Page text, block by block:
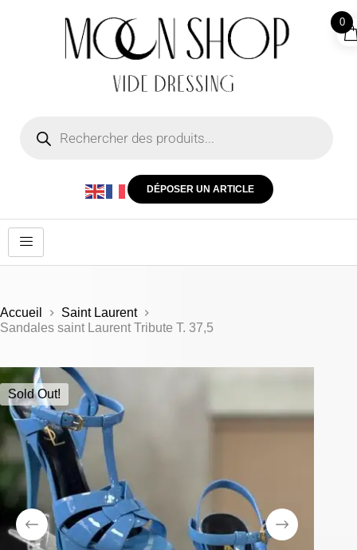
DÉPOSER UN ARTICLE
Accueil
Saint Laurent
Sandales saint Laurent Tribute T. 37,5
Sold Out!
0